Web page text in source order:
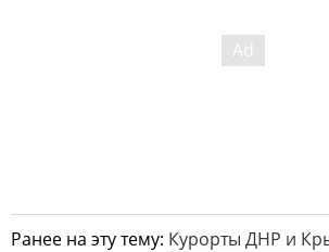
Ранее на эту тему: Курорты ДНР и